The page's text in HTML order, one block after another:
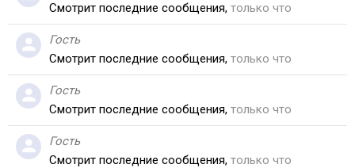
Смотрит последние сообщения, только что
Гость
Смотрит последние сообщения, только что
Гость
Смотрит последние сообщения, только что
Гость
Смотрит последние сообщения, только что